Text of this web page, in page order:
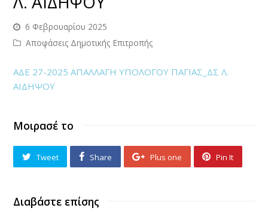
6 Φεβρουαρίου 2025
Αποφάσεις Δημοτικής Επιτροπής
ΑΔΕ 27-2025 ΑΠΑΛΛΑΓΗ ΥΠΟΛΟΓΟΥ ΠΑΓΙΑΣ_ΔΣ Λ.
ΑΙΔΗΨΟΥ
Μοιρασέ το
Tweet Share Plus one Pin It
Διαβάστε επίσης